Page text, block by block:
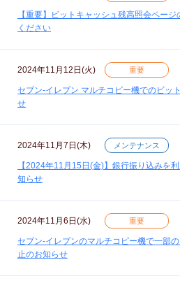
【重要】ビットキャッシュ残高照会ペー
ください
2024年11月12日(火) 重要
セブン‐イレブン マルチコピー機でのビッ
せ
2024年11月7日(木) メンテナンス
【2024年11月15日(金)】銀行振り込みを
知らせ
2024年11月6日(水) 重要
セブン‐イレブンのマルチコピー機で一部
止のお知らせ